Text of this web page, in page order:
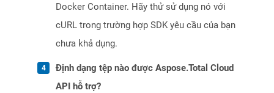
Docker Container. Hãy thử sử dụng nó với
cURL trong trường hợp SDK yêu cầu của bạn
chưa khả dụng.
Định dạng tệp nào được Aspose.Total Cloud
API hỗ trợ?